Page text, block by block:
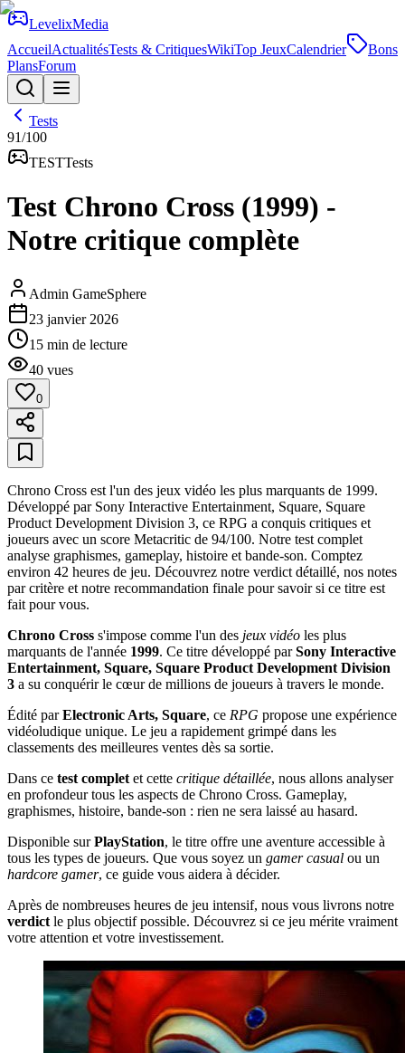
LevelixMedia
AccueilActualitésTests & CritiquesWikiTop JeuxCalendrier
Bons
PlansForum
Tests
91/100
TESTTests
Test Chrono Cross (1999) -
Notre critique complète
Admin GameSphere
23 janvier 2026
15 min de lecture
40 vues
0
Chrono Cross est l'un des jeux vidéo les plus marquants de 1999.
Développé par Sony Interactive Entertainment, Square, Square
Product Development Division 3, ce RPG a conquis critiques et
joueurs avec un score Metacritic de 94/100. Notre test complet
analyse graphismes, gameplay, histoire et bande-son. Comptez
environ 42 heures de jeu. Découvrez notre verdict détaillé, nos notes
par critère et notre recommandation finale pour savoir si ce titre est
fait pour vous.
Chrono Cross s'impose comme l'un des jeux vidéo les plus
marquants de l'année 1999. Ce titre développé parSony Interactive
Entertainment, Square, Square Product Development Division
3 a su conquérir le cœur de millions de joueurs à travers le monde.
Édité parElectronic Arts, Square, ce RPG propose une expérience
vidéoludique unique. Le jeu a rapidement grimpé dans les
classements des meilleures ventes dès sa sortie.
Dans ce test complet et cette critique détaillée, nous allons analyser
en profondeur tous les aspects de Chrono Cross. Gameplay,
graphismes, histoire, bande-son : rien ne sera laissé au hasard.
Disponible surPlayStation, le titre offre une aventure accessible à
tous les types de joueurs. Que vous soyez un gamer casual ou un
hardcore gamer, ce guide vous aidera à décider.
Après de nombreuses heures de jeu intensif, nous vous livrons notre
verdict le plus objectif possible. Découvrez si ce jeu mérite vraiment
votre attention et votre investissement.